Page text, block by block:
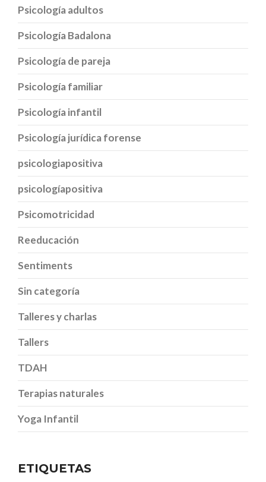
Psicología adultos
Psicología Badalona
Psicología de pareja
Psicología familiar
Psicología infantil
Psicología jurídica forense
psicologiapositiva
psicologíapositiva
Psicomotricidad
Reeducación
Sentiments
Sin categoría
Talleres y charlas
Tallers
TDAH
Terapias naturales
Yoga Infantil
ETIQUETAS